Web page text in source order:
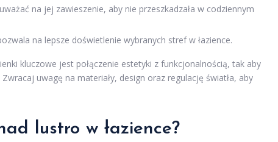
na jej zawieszenie, aby nie przeszkadzała w codziennym
na lepsze doświetlenie wybranych stref w łazience.
kluczowe jest połączenie estetyki z funkcjonalnością, tak aby
uwagę na materiały, design oraz regulację światła, aby
lustro w łazience?